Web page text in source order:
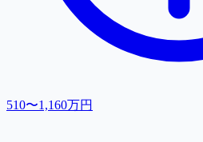
510〜1,160万円